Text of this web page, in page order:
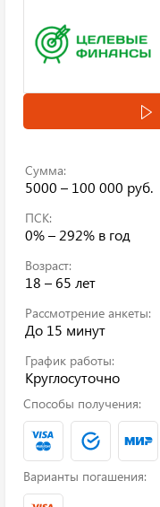
Сумма:
5000 – 100 000 руб.
ПСК:
0% – 292% в год
Возраст:
18 – 65 лет
Рассмотрение анкеты:
До 15 минут
График работы:
Круглосуточно
Способы получения:
Варианты погашения: